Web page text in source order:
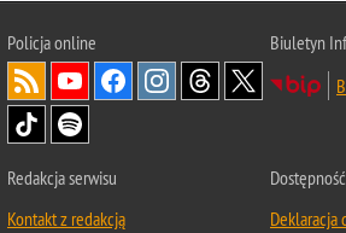
Policjaonline
Biuletyn
Redakcja serwisu
Kontakt z redakcją
Dostępność
Deklaracja